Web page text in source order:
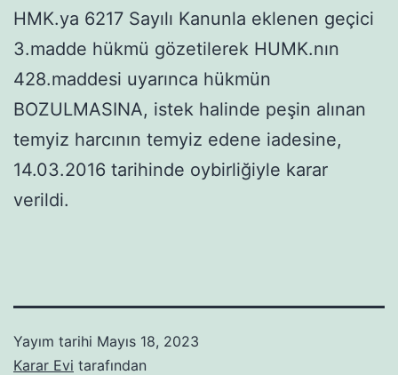
HMK.ya 6217 Sayılı Kanunla eklenen geçici
3.madde hükmü gözetilerek HUMK.nın
428.maddesi uyarınca hükmün
BOZULMASINA, istek halinde peşin alınan
temyiz harcının temyiz edene iadesine,
14.03.2016 tarihinde oybirliğiyle karar
verildi.
Yayım tarihi Mayıs 18, 2023
Karar Evi tarafından